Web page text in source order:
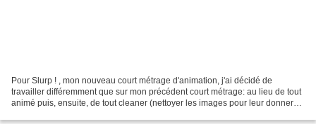
Pour Slurp ! , mon nouveau court métrage d'animation, j'ai décidé de
travailler différemment que sur mon précédent court métrage: au lieu de tout
animé puis, ensuite, de tout cleaner (nettoyer les images pour leur donner